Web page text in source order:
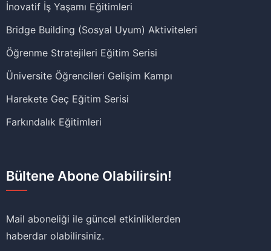
İnovatif İş Yaşamı Eğitimleri
Bridge Building (Sosyal Uyum) Aktiviteleri
Öğrenme Stratejileri Eğitim Serisi
Üniversite Öğrencileri Gelişim Kampı
Harekete Geç Eğitim Serisi
Farkındalık Eğitimleri
Bültene Abone Olabilirsin!
Mail aboneliği ile güncel etkinliklerden
haberdar olabilirsiniz.